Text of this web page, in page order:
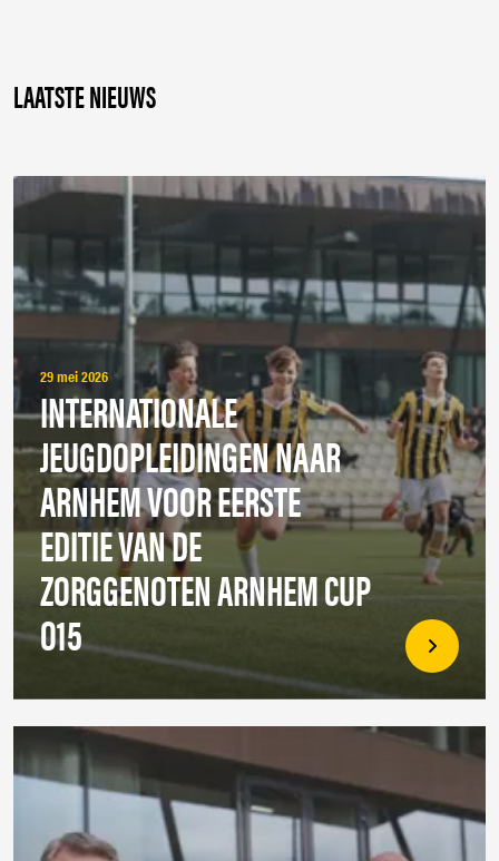
LAATSTE NIEUWS
29 mei 2026
INTERNATIONALE
JEUGDOPLEIDINGEN NAAR
ARNHEM VOOR EERSTE
EDITIE VAN DE
ZORGGENOTEN ARNHEM CUP
O15